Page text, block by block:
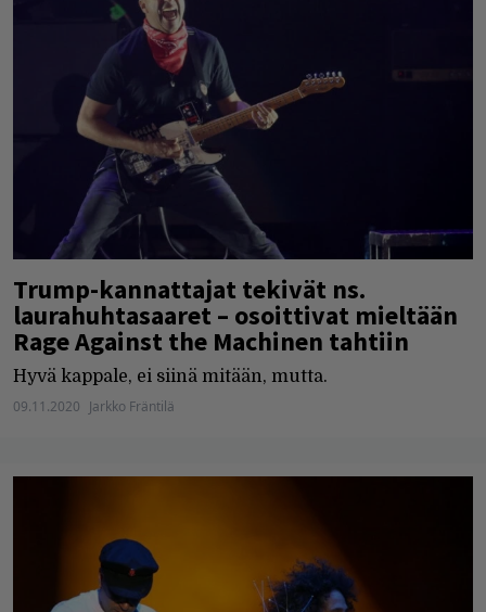
Trump-kannattajat tekivät ns.
laurahuhtasaaret – osoittivat mieltään
Rage Against the Machinen tahtiin
Hyvä kappale, ei siinä mitään, mutta.
09.11.2020 Jarkko Fräntilä